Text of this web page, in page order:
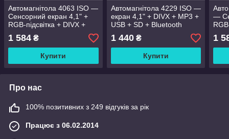
Автомагнітола 4063 ISO —
Сенсорний екран 4,1" +
RGB-підсвітка + DIVX +
MP3 + USB + Bluetooth +
AV-in
1 584 ₴
Купити
Автомагнітола 4229 ISO —
екран 4,1" + DIVX + MP3 +
USB + SD + Bluetooth
1 440₴
Купити
—
1
Про нас
100% позитивних з 249 відгуків за рік
Працює з 06.02.2014